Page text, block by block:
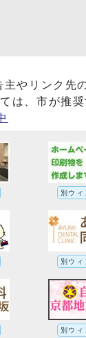
主やリンク先
は、市が推
別ウィ
別ウィ
別ウィ